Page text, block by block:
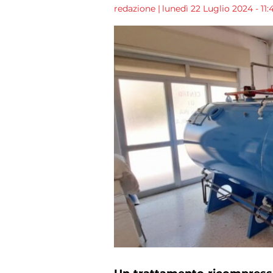
redazione | lunedì 22 Luglio 2024 -